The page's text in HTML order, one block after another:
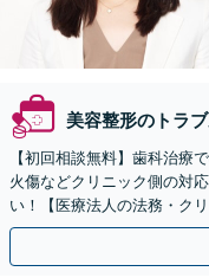
美容整形のトラ
【初回相談無料】歯科治療
火傷などクリニック側の対
い！【医療法人の法務・ク
ドバイスで、納得のできる